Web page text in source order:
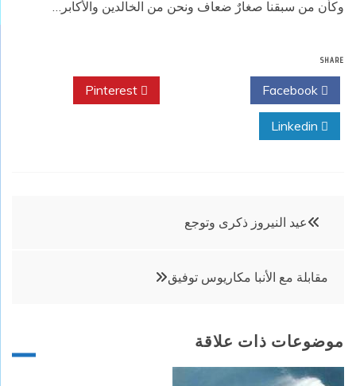
وكأن من سبقنا صغارٌ ضعاف ونحن من الخالدين والأكابر…
SHARE
تصفّح
المقالات
عيد النيروز ذكرى وتوجع
مقابلة مع الأنبا مكاريوس توفيق
موضوعات ذات علاقة